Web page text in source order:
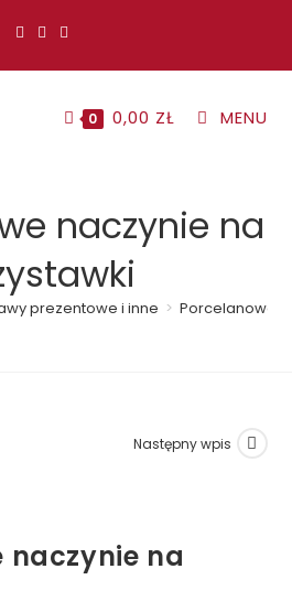
0 0,00 ZŁ MENU
naczynie na
prezentowe i inne > Porcelanowe
Następny wpis
naczynie na